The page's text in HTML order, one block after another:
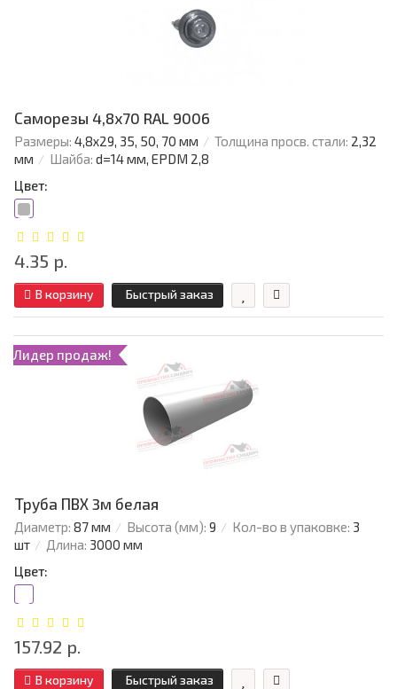
Саморезы 4,8х70 RAL 9006
Размеры: 4,8х29, 35, 50, 70 мм Толщина просв. стали: 2,32
мм
Шайба: d=14 мм, EPDM 2,8
Цвет:
4.35 р.
В корзину Быстрый заказ
Лидер продаж!
Труба ПВХ 3м белая
Диаметр: 87 мм Высота (мм): 9 Кол-во в упаковке: 3
шт
Длина: 3000 мм
Цвет:
157.92 р.
В корзину Быстрый заказ